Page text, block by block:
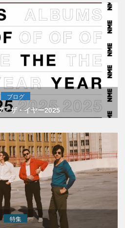
ブログ
・ザ・イヤー2025
特集